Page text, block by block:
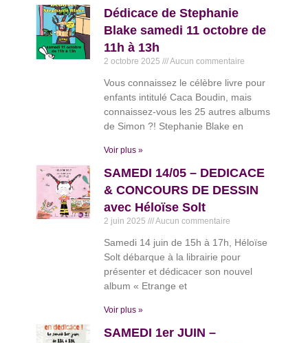
Dédicace de Stephanie
Blake samedi 11 octobre de
11h à 13h
2 octobre 2025 Aucun commentaire
Vous connaissez le célèbre livre pour
enfants intitulé Caca Boudin, mais
connaissez-vous les 25 autres albums
de Simon ?! Stephanie Blake en
Voir plus »
SAMEDI 14/05 – DEDICACE
& CONCOURS DE DESSIN
avec Héloïse Solt
2 juin 2025 Aucun commentaire
Samedi 14 juin de 15h à 17h, Héloïse
Solt débarque à la librairie pour
présenter et dédicacer son nouvel
album « Etrange et
Voir plus »
SAMEDI 1er JUIN –